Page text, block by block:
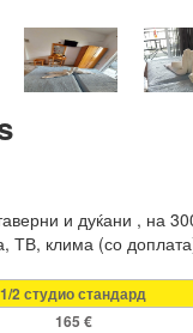
и дуќани , на
ТВ, клима (со
1/2 студио стандард
165 €